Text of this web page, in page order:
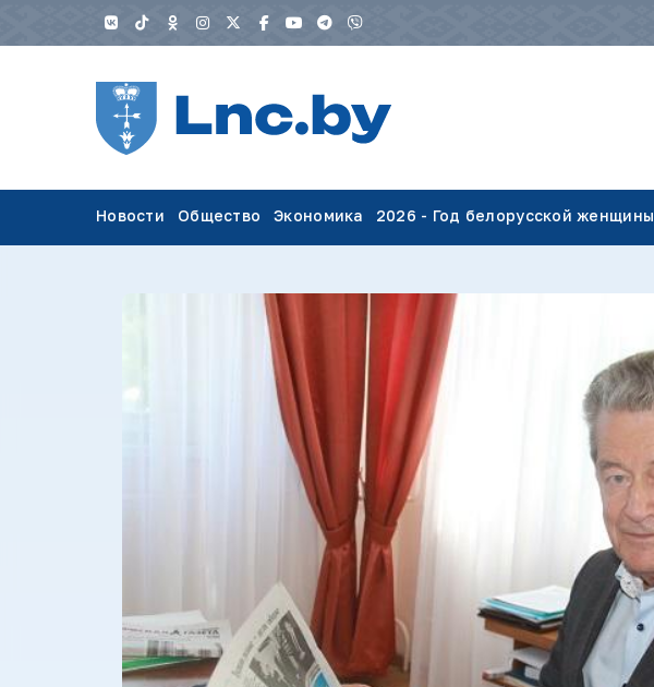
Новости Общество Экономика 2026 - Год белорусской женщины